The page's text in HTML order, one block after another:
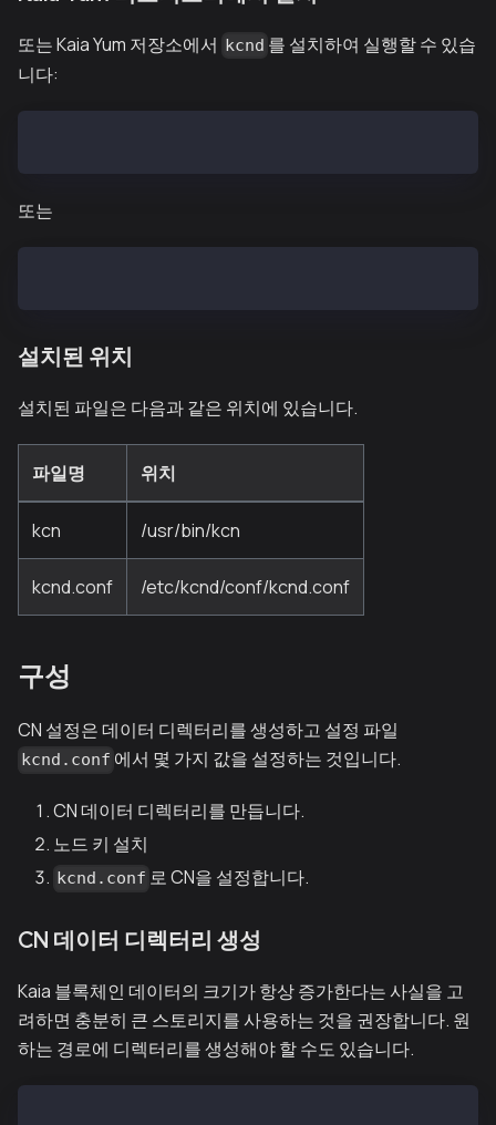
또는 Kaia Yum 저장소에서 kcnd 를 설치하여 실행할 수 있습
니다:
또는
설치된 위치
설치된 파일은 다음과 같은 위치에 있습니다.
파일명 위치
kcn /usr/bin/kcn
kcnd.conf /etc/kcnd/conf/kcnd.conf
구성
CN 설정은 데이터 디렉터리를 생성하고 설정 파일
kcnd.conf 에서 몇 가지 값을 설정하는 것입니다.
CN 데이터 디렉터리를 만듭니다.
노드 키 설치
kcnd.conf 로 CN을 설정합니다.
CN 데이터 디렉터리 생성
Kaia 블록체인 데이터의 크기가 항상 증가한다는 사실을 고
려하면 충분히 큰 스토리지를 사용하는 것을 권장합니다. 원
하는 경로에 디렉터리를 생성해야 할 수도 있습니다.